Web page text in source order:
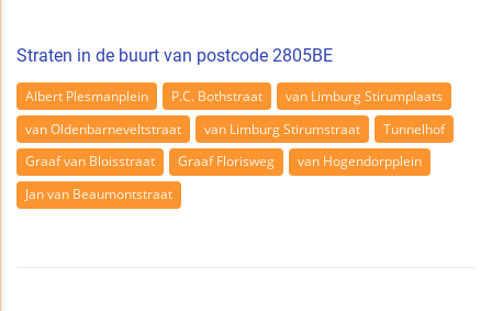
Straten in de buurt van postcode 2805BE
Albert Plesmanplein P.C. Bothstraat
van Limburg Stirumplaats
van Oldenbarneveltstraat
van Limburg Stirumstraat
Tunnelhof
Graaf van Bloisstraat
Graaf Florisweg
van Hogendorpplein
Jan van Beaumontstraat